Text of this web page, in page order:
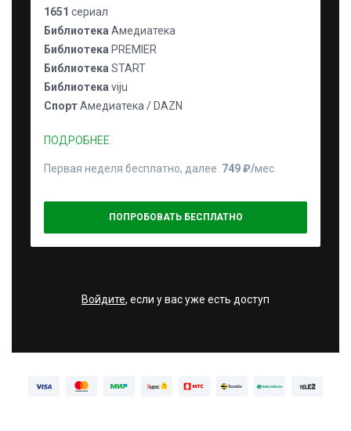
1651 сериал
Библиотека Амедиатека
Библиотека PREMIER
Библиотека START
Библиотека viju
СпортАмедиатека / DAZN
ПОДРОБНЕЕ
Первая неделя бесплатно, далее 749 ₽⁠/⁠мес
ПОПРОБОВАТЬ БЕСПЛАТНО
Войдите, если у вас уже есть доступ